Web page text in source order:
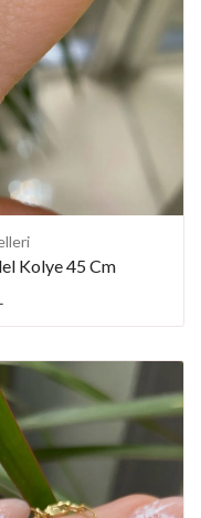
Kolye 45 Cm